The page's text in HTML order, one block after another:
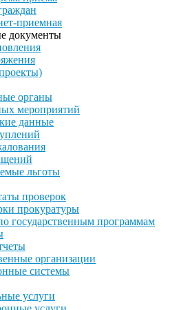
приемная
документы
органы
мероприятий
данные
льготы
проверок
прокуратуры
государственным программам
организации
системы
услуги